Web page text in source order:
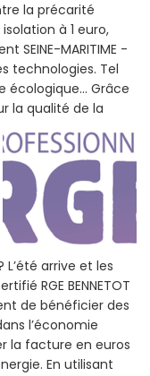
la précarité
à 1 euro,
SEINE-MARITIME -
technologies. Tel
écologique... Grâce
la qualité de la
L’été arrive et les
RGE BENNETOT
de bénéficier des
l’économie
la facture en euros
En utilisant